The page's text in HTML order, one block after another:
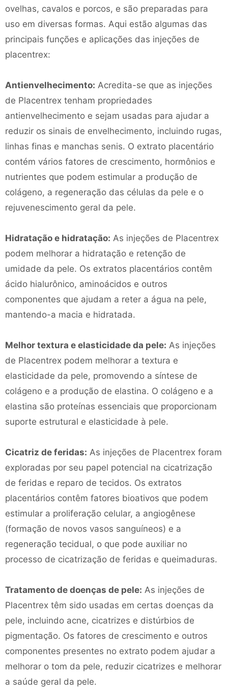
ovelhas, cavalos e porcos, e são preparadas para
uso em diversas formas. Aqui estão algumas das
principais funções e aplicações das injeções de
placentrex:
Antienvelhecimento: Acredita-se que as injeções
de Placentrex tenham propriedades
antienvelhecimento e sejam usadas para ajudar a
reduzir os sinais de envelhecimento, incluindo rugas,
linhas finas e manchas senis. O extrato placentário
contém vários fatores de crescimento, hormônios e
nutrientes que podem estimular a produção de
colágeno, a regeneração das células da pele e o
rejuvenescimento geral da pele.
Hidratação e hidratação: As injeções de Placentrex
podem melhorar a hidratação e retenção de
umidade da pele. Os extratos placentários contêm
ácido hialurônico, aminoácidos e outros
componentes que ajudam a reter a água na pele,
mantendo-a macia e hidratada.
Melhor textura e elasticidade da pele: As injeções
de Placentrex podem melhorar a textura e
elasticidade da pele, promovendo a síntese de
colágeno e a produção de elastina. O colágeno e a
elastina são proteínas essenciais que proporcionam
suporte estrutural e elasticidade à pele.
Cicatriz de feridas: As injeções de Placentrex foram
exploradas por seu papel potencial na cicatrização
de feridas e reparo de tecidos. Os extratos
placentários contêm fatores bioativos que podem
estimular a proliferação celular, a angiogênese
(formação de novos vasos sanguíneos) e a
regeneração tecidual, o que pode auxiliar no
processo de cicatrização de feridas e queimaduras.
Tratamento de doenças de pele: As injeções de
Placentrex têm sido usadas em certas doenças da
pele, incluindo acne, cicatrizes e distúrbios de
pigmentação. Os fatores de crescimento e outros
componentes presentes no extrato podem ajudar a
melhorar o tom da pele, reduzir cicatrizes e melhorar
a saúde geral da pele.